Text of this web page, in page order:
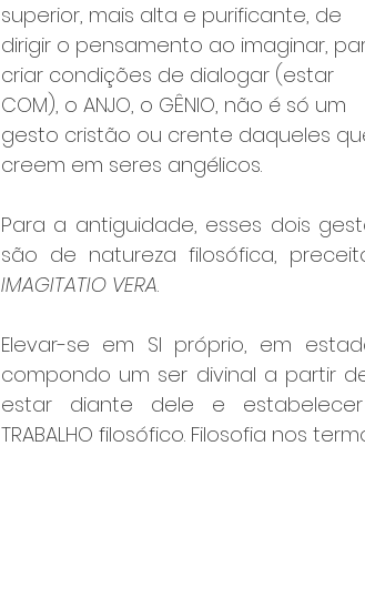
superior, mais alta e purificante, de
dirigir o pensamento ao imaginar,
criar condições de dialogar (estar
COM), o ANJO, o GÊNIO, não é só um
gesto cristão ou crente daqueles
creem em seres angélicos.
Para a antiguidade, esses dois
IMAGITATIO VERA.
Elevar-se em SI próprio, em
compondo um ser divinal a partir
estar diante dele e estabelecer
TRABALHO filosófico. Filosofia nos